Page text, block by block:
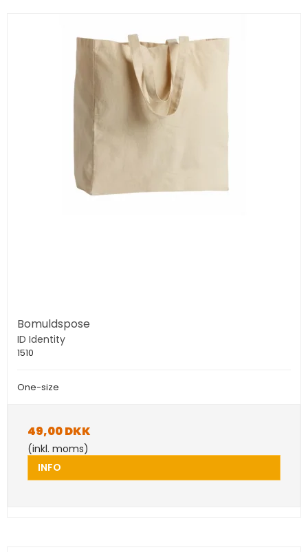
Bomuldspose
ID Identity
1510
One-size
49,00 DKK
(inkl. moms)
INFO